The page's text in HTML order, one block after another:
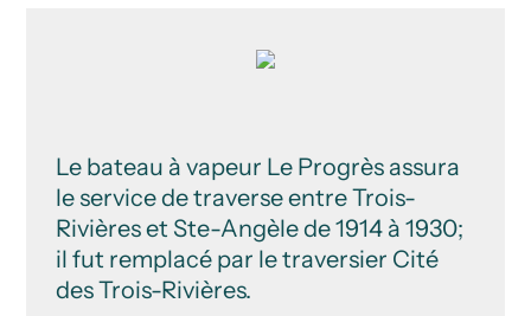
Le bateau à vapeur Le Progrès assura
le service de traverse entre Trois-
Rivières et Ste-Angèle de 1914 à 1930;
il fut remplacé par le traversier Cité
des Trois-Rivières.